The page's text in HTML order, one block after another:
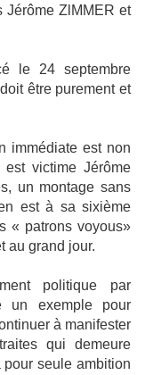
Jérôme ZlMMER et
le 24 septembre
être purement et
immédiate est non
victime Jérôme
un montage sans
est à sa sixième
« patrons voyous»
au grand jour.
politique par
un exemple pour
à manifester
qui demeure
seule ambition